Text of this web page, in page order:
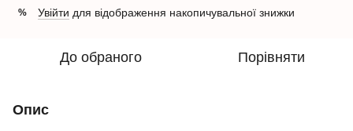
% Увійти для відображення накопичувальної знижки
До обраного Порівняти
Опис